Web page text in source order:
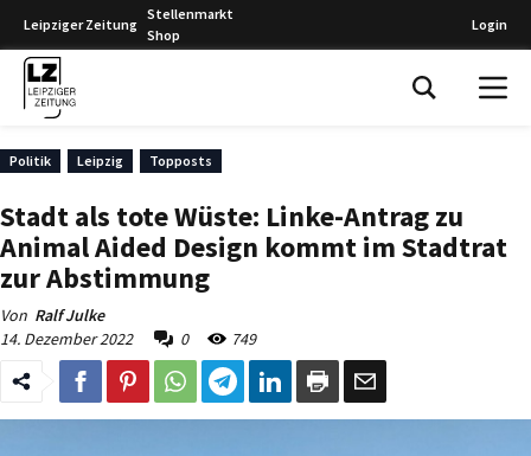
Leipziger Zeitung
Stellenmarkt
Shop
Login
Politik Leipzig Topposts
Stadt als tote Wüste: Linke-Antrag zu
Animal Aided Design kommt im Stadtrat
zur Abstimmung
Von Ralf Julke
14. Dezember 2022
0 749